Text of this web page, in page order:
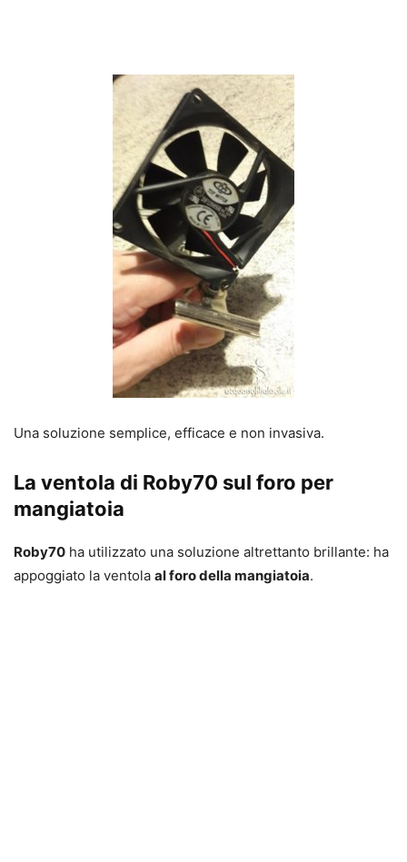
Una soluzione semplice, efficace e non invasiva.
La ventola di Roby70 sul foro per
mangiatoia
Roby70 ha utilizzato una soluzione altrettanto brillante: ha
appoggiato la ventola al foro della mangiatoia.